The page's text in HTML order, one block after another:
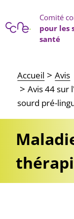
Comité
pour les
santé
Main
Accueil
Avis
Avis 44 sur
sourd pré-